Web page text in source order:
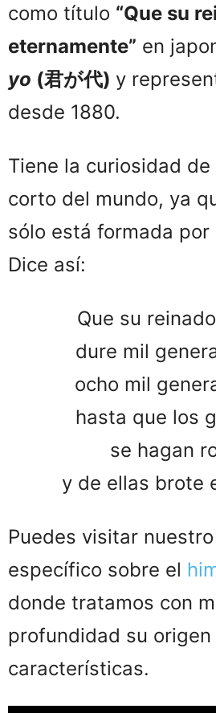
como título “Que su
eternamente” en
yo (君が代) y
desde 1880.
Tiene la curiosidad de
corto del mundo, ya
sólo está formada
Dice así:
Que su
dure mil
ocho mil
hasta que los
se hagan
y de ellas brote
Puedes visitar
específico sobre el
donde tratamos con
profundidad su origen
características.